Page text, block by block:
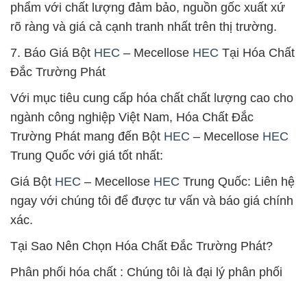
phẩm với chất lượng đảm bảo, nguồn gốc xuất xứ
rõ ràng và giá cả cạnh tranh nhất trên thị trường.
7. Báo Giá Bột HEC – Mecellose HEC Tại Hóa Chất
Đắc Trường Phát
Với mục tiêu cung cấp hóa chất chất lượng cao cho
ngành công nghiệp Việt Nam, Hóa Chất Đắc
Trường Phát mang đến Bột HEC – Mecellose HEC
Trung Quốc với giá tốt nhất:
Giá Bột HEC – Mecellose HEC Trung Quốc: Liên hệ
ngay với chúng tôi để được tư vấn và báo giá chính
xác.
Tại Sao Nên Chọn Hóa Chất Đắc Trường Phát?
Phân phối hóa chất : Chúng tôi là đại lý phân phối